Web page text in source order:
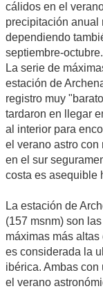
cálidos en el
precipitación anual
dependiendo
septiembre-octubre.
La serie de
estación de
registro muy
tardaron en llegar
al interior para
el verano astro con
en el sur
costa es asequible
La estación de
(157 msnm) son
máximas más
es considerada la
ibérica. Ambas
el verano